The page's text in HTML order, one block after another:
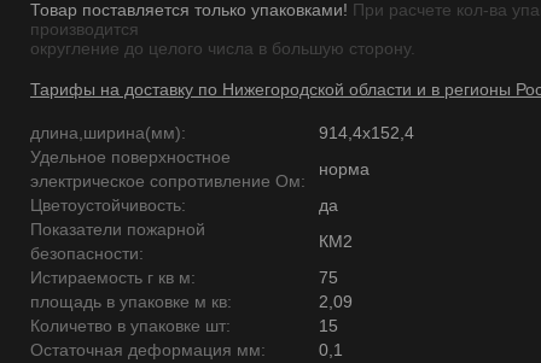
Товар поставляется только упаковками! При расчете кол-ва
производится
округление до целого числа в большую сторону.
Тарифы на доставку по Нижегородской области и в регионы
длина,ширина(мм):
914,4х152,4
Удельное поверхностное
электрическое сопротивление Ом:
норма
Цветоустойчивость:
да
Показатели пожарной
безопасности:
КМ2
Истираемость г кв м:
75
площадь в упаковке м кв:
2,09
Количетво в упаковке шт:
15
Остаточная деформация мм:
0,1